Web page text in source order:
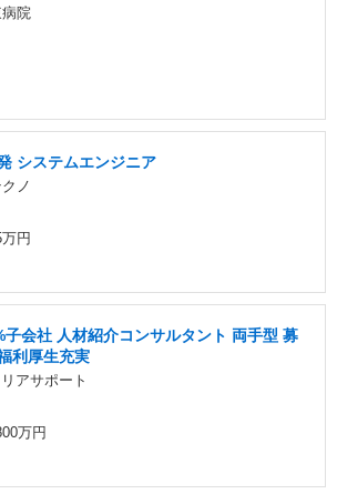
院
システムエンジニア
ノ
円
会社 人材紹介コンサルタント 両手型 募
利厚生充実
アサポート
万円